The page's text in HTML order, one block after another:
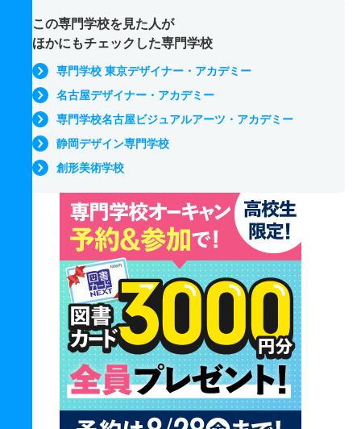
この専門学校を見た人が
ほかにもチェックした専門学校
専門学校 東京デザイナー・アカデミー
名古屋デザイナー・アカデミー
専門学校名古屋ビジュアルアーツ・アカデミー
静岡デザイン専門学校
創形美術学校